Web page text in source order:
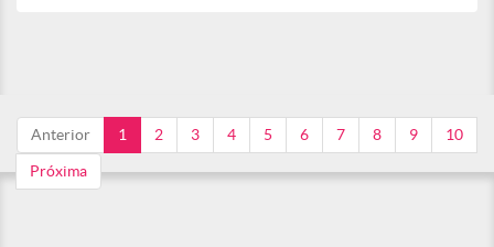
Anterior 1 2 3 4 5 6 7 8 9 10
Próxima